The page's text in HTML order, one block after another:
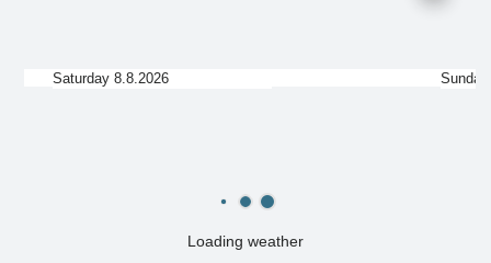
Loading weather
Saturday 8.8.2026